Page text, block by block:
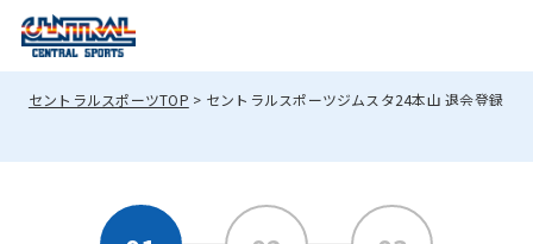
セントラルスポーツTOP セントラルスポーツジムスタ24本山 退会登録